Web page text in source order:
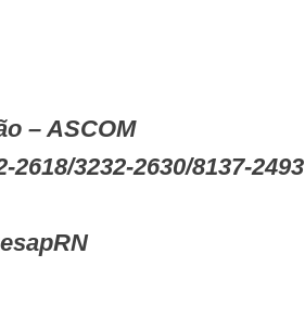
– ASCOM
2618/3232-2630/8137-2493